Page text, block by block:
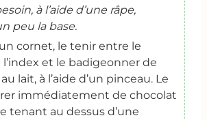
à l’aide d’une râpe,
peu la base.
cornet, le tenir entre le
et le badigeonner de
lait, à l’aide d’un pinceau. Le
immédiatement de chocolat
tenant au dessus d’une